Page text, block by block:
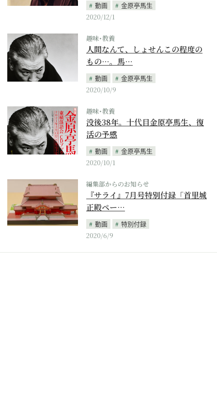
動画
金原亭馬生
2020/12/1
趣味･教養
人間なんて、しょせんこの程度の
もの…。馬…
動画
金原亭馬生
2020/10/9
趣味･教養
没後38年。十代目金原亭馬生、復
活の予感
動画
金原亭馬生
2020/10/1
編集部からのお知らせ
『サライ』7月号特別付録「首里城
正殿ペー…
動画
特別付録
2020/6/9